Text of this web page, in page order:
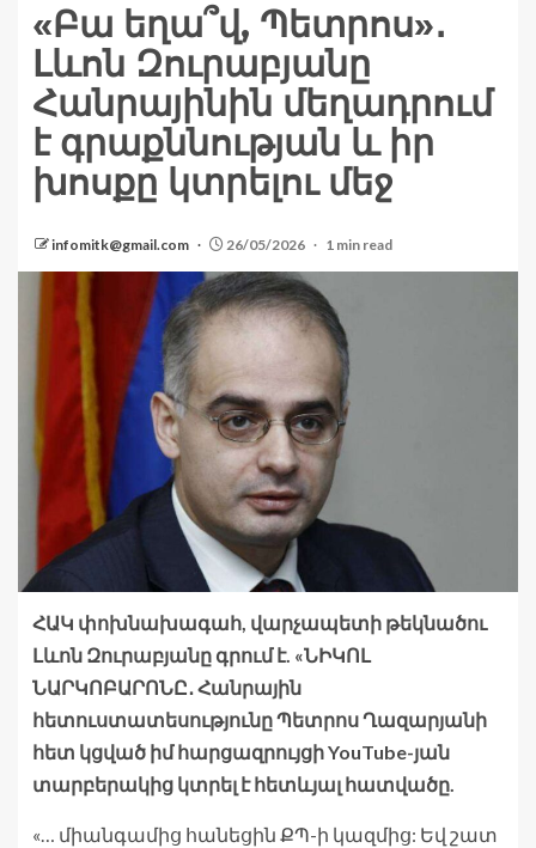
«Բա եղա՞վ, Պետրոս»․
Լևոն Զուրաբյանը
Հանրայինին մեղադրում
է գրաքննության և իր
խոսքը կտրելու մեջ
infomitk@gmail.com 26/05/2026 1 min read
ՀԱԿ փոխնախագահ, վարչապետի թեկնածու
Լևոն Զուրաբյանը գրում է. «ՆԻԿՈԼ
ՆԱՐԿՈԲԱՐՈՆԸ․ Հանրային
հետուստատեսությունը Պետրոս Ղազարյանի
հետ կցված իմ հարցազրույցի YouTube-յան
տարբերակից կտրել է հետևյալ հատվածը.
«… միանգամից հանեցին ՔՊ-ի կազմից: Եվ շատ